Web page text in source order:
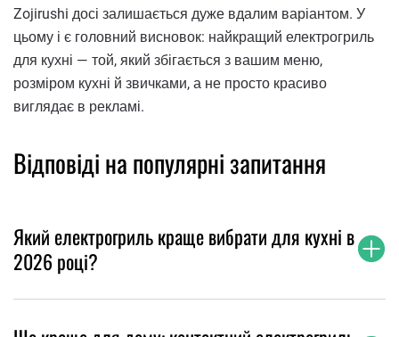
Zojirushi досі залишається дуже вдалим варіантом. У
цьому і є головний висновок: найкращий електрогриль
для кухні — той, який збігається з вашим меню,
розміром кухні й звичками, а не просто красиво
виглядає в рекламі.
Відповіді на популярні запитання
Який електрогриль краще вибрати для кухні в
2026 році?